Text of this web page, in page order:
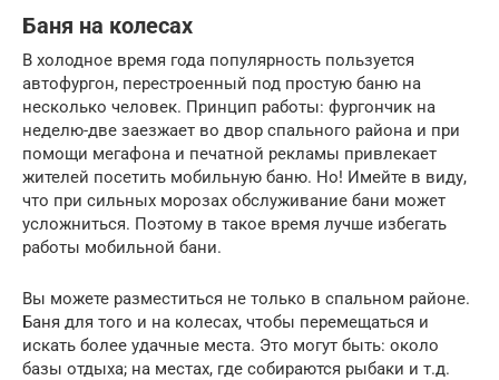
Баня на колесах
В холодное время года популярность пользуется
автофургон, перестроенный под простую баню на
несколько человек. Принцип работы: фургончик на
неделю-две заезжает во двор спального района и при
помощи мегафона и печатной рекламы привлекает
жителей посетить мобильную баню. Но! Имейте в виду,
что при сильных морозах обслуживание бани может
усложниться. Поэтому в такое время лучше избегать
работы мобильной бани.
Вы можете разместиться не только в спальном районе.
Баня для того и на колесах, чтобы перемещаться и
искать более удачные места. Это могут быть: около
базы отдыха; на местах, где собираются рыбаки и т.д.